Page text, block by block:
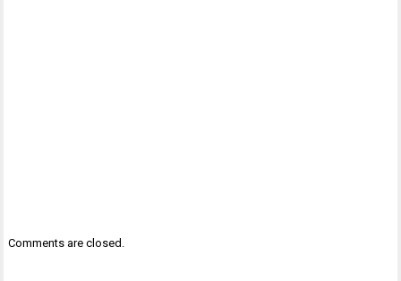
Comments are closed.